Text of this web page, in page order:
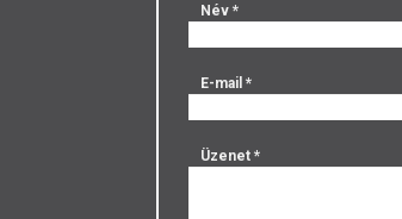
Név *
E-mail *
Üzenet *